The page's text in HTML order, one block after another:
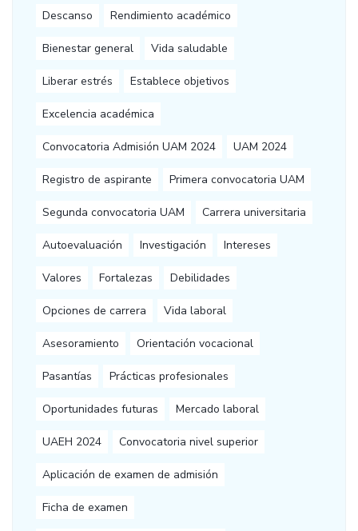
Descanso Rendimiento académico
Bienestar general Vida saludable
Liberar estrés Establece objetivos
Excelencia académica
Convocatoria Admisión UAM 2024 UAM 2024
Registro de aspirante Primera convocatoria UAM
Segunda convocatoria UAM Carrera universitaria
Autoevaluación Investigación Intereses
Valores Fortalezas Debilidades
Opciones de carrera Vida laboral
Asesoramiento Orientación vocacional
Pasantías Prácticas profesionales
Oportunidades futuras Mercado laboral
UAEH 2024 Convocatoria nivel superior
Aplicación de examen de admisión
Ficha de examen